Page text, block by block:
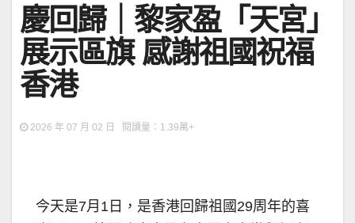
慶回歸｜黎家盈「天宮」
展示區旗 感謝祖國祝福
香港
2026 年 07 月 02 日 閱讀量：1.39萬+
今天是7月1日，是香港回歸祖國29周年的喜